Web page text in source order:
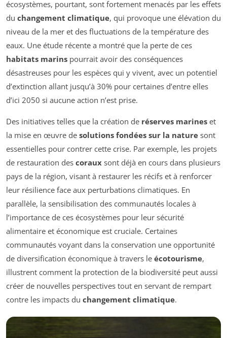
écosystèmes, pourtant, sont fortement menacés par les effets
du changement climatique, qui provoque une élévation du
niveau de la mer et des fluctuations de la température des
eaux. Une étude récente a montré que la perte de ces
habitats marins pourrait avoir des conséquences
désastreuses pour les espèces qui y vivent, avec un potentiel
d’extinction allant jusqu’à 30% pour certaines d’entre elles
d’ici 2050 si aucune action n’est prise.
Des initiatives telles que la création de réserves marines et
la mise en œuvre de solutions fondées sur la nature sont
essentielles pour contrer cette crise. Par exemple, les projets
de restauration des coraux sont déjà en cours dans plusieurs
pays de la région, visant à restaurer les récifs et à renforcer
leur résilience face aux perturbations climatiques. En
parallèle, la sensibilisation des communautés locales à
l’importance de ces écosystèmes pour leur sécurité
alimentaire et économique est cruciale. Certaines
communautés voyant dans la conservation une opportunité
de diversification économique à travers le écotourisme,
illustrent comment la protection de la biodiversité peut aussi
créer de nouvelles perspectives tout en servant de rempart
contre les impacts du changement climatique.